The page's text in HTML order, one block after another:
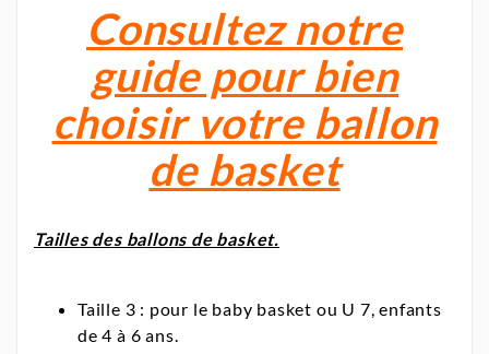
Consultez notre
guide pour bien
choisir votre ballon
de basket
Tailles des ballons de basket.
Taille 3 : pour le baby basket ou U 7, enfants
de 4 à 6 ans.